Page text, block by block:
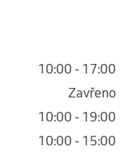
10:00 - 17:00
Zavřeno
10:00 - 19:00
10:00 - 15:00